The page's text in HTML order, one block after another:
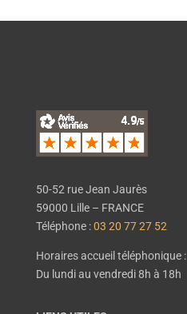
50-52 rue Jean Jaurès
59000 Lille – FRANCE
Téléphone :03 20 77 27 52
Horaires accueil téléphonique :
Du lundi au vendredi 8h à 18h